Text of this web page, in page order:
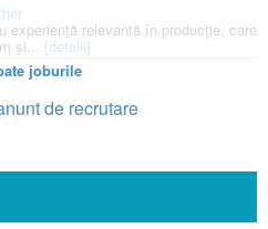
experiență relevantă în producție, care
și... [detalii]
joburile
de recrutare